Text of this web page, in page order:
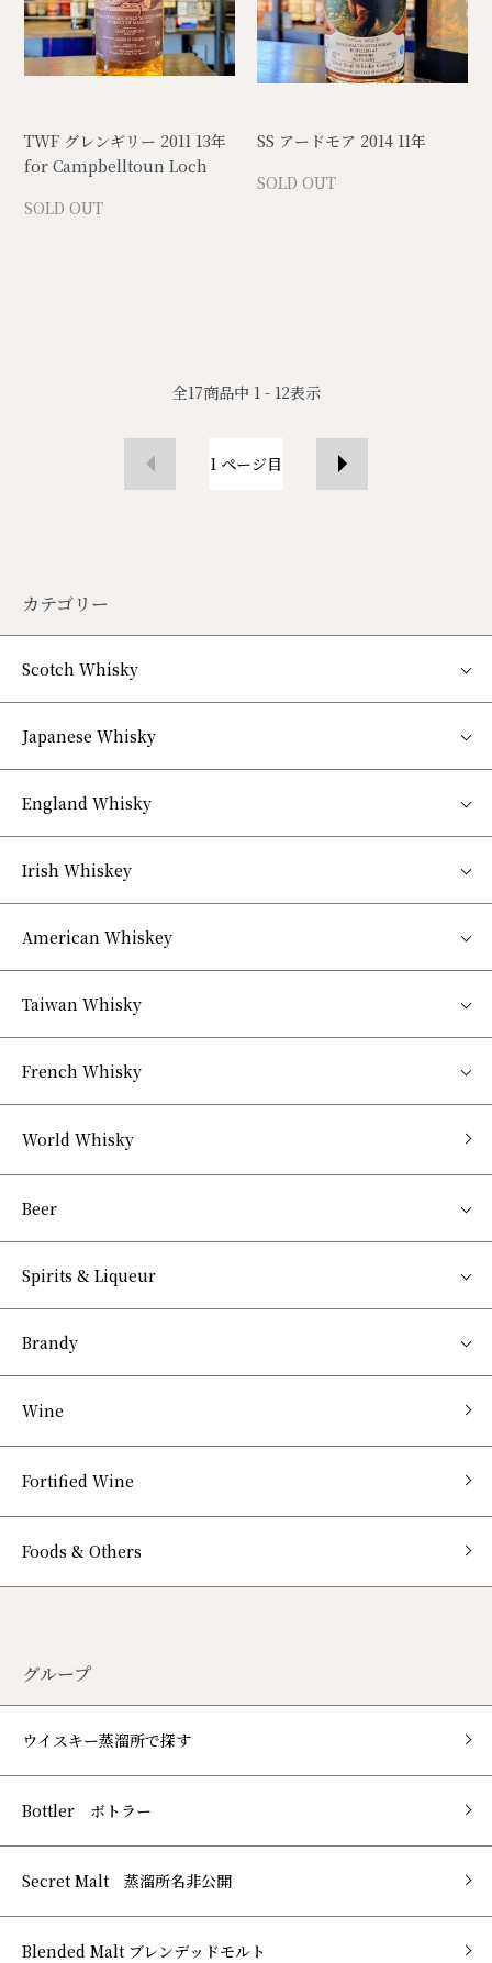
TWF グレンギリー 2011 13年
for Campbelltoun Loch
SOLD OUT
SS アードモア 2014 11年
SOLD OUT
全17商品中 1 - 12表示
1 ページ目
カテゴリー
Scotch Whisky
Japanese Whisky
England Whisky
Irish Whiskey
American Whiskey
Taiwan Whisky
French Whisky
World Whisky
Beer
Spirits & Liqueur
Brandy
Wine
Fortified Wine
Foods & Others
グループ
ウイスキー蒸溜所で探す
Bottler ボトラー
Secret Malt 蒸溜所名非公開
Blended Malt ブレンデッドモルト